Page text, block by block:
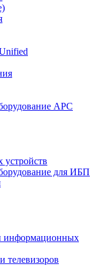
АРС
устройств
для ИБП
информационных
телевизоров